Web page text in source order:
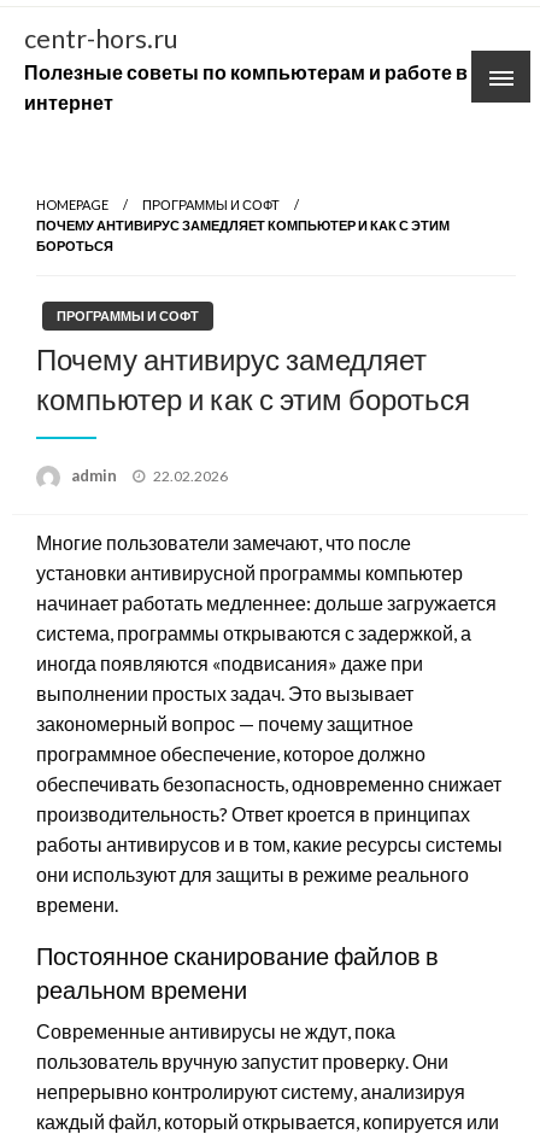
Skip
content
centr-hors.ru
Полезные советы по компьютерам и работе в
интернет
HOMEPAGE
ПРОГРАММЫ И СОФТ
ПОЧЕМУ АНТИВИРУС ЗАМЕДЛЯЕТ КОМПЬЮТЕР И КАК С ЭТИМ
БОРОТЬСЯ
ПРОГРАММЫ И СОФТ
Почему антивирус замедляет
компьютер и как с этим бороться
admin
Posted
22.02.2026
Многие пользователи замечают, что после
установки антивирусной программы компьютер
начинает работать медленнее: дольше загружается
система, программы открываются с задержкой, а
иногда появляются «подвисания» даже при
выполнении простых задач. Это вызывает
закономерный вопрос — почему защитное
программное обеспечение, которое должно
обеспечивать безопасность, одновременно снижает
производительность? Ответ кроется в принципах
работы антивирусов и в том, какие ресурсы системы
они используют для защиты в режиме реального
времени.
Постоянное сканирование файлов в
реальном времени
Современные антивирусы не ждут, пока
пользователь вручную запустит проверку. Они
непрерывно контролируют систему, анализируя
каждый файл, который открывается, копируется или